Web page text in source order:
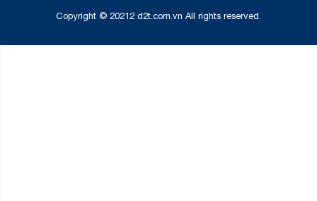
Copyright © 20212 d2t.com.vn All rights reserved.